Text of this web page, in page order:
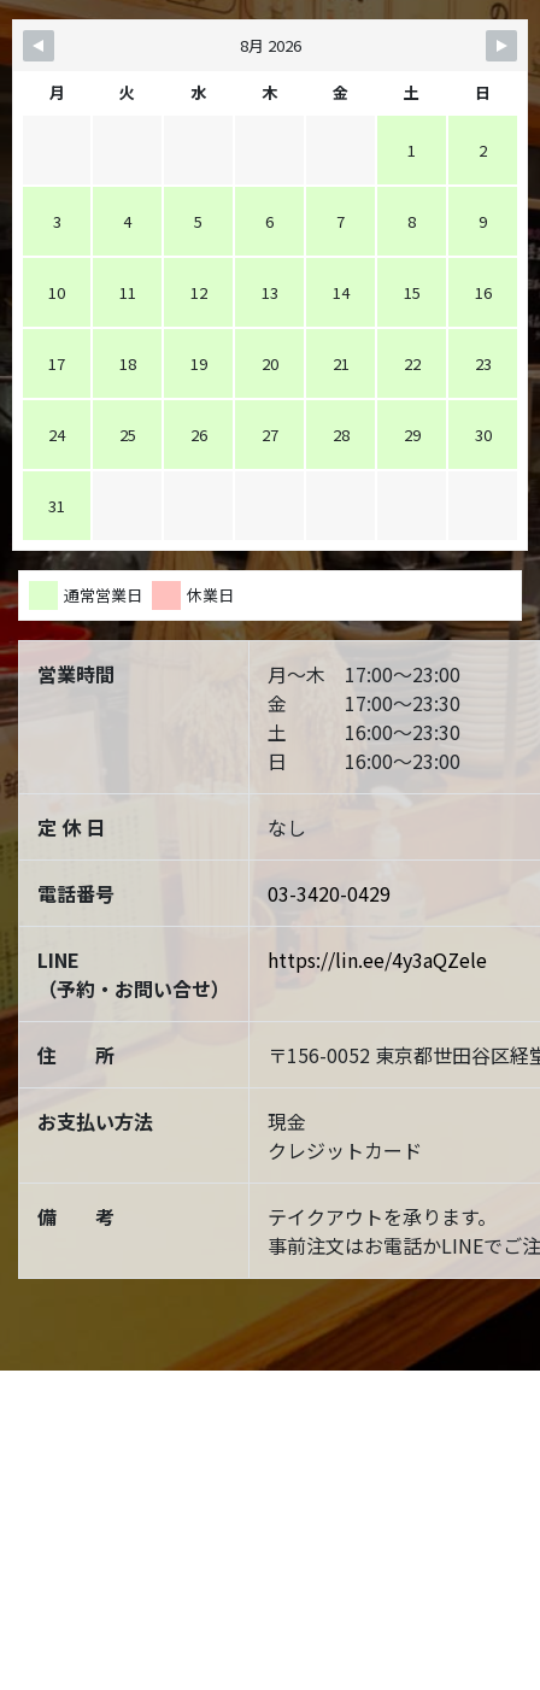
8月 2026
月 火 水 木 金 土 日
1 2
3 4 5 6 7 8 9
10 11 12 13 14 15 16
17 18 19 20 21 22 23
24 25 26 27 28 29 30
31
通常営業日 休業日
営業時間
月～木 17:00～23:00
金 17:00～23:30
土 16:00～23:30
日 16:00～23:00
定 休 日 なし
電話番号 03-3420-0429
LINE
（予約・お問い合せ）
https://lin.ee/4y3aQZele
住 所 〒156-0052 東京都世田谷区
お支払い方法
現金
クレジットカード
備 考
テイクアウトを承ります。
事前注文はお電話かLINEでご